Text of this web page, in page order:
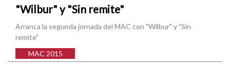
"Wilbur" y "Sin remite"
Arranca la segunda jornada del MAC con "Wilbur" y "Sin
remite"
MAC 2015